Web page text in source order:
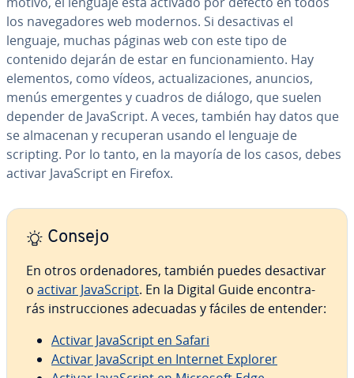
los na­ve­ga­do­res web modernos. Si des­ac­ti­vas el
lenguaje, muchas páginas web con este tipo de
contenido dejarán de estar en fu­n­cio­na­mie­n­to. Hay
elementos, como vídeos, ac­tua­li­za­cio­nes, anuncios,
menús eme­r­ge­n­tes y cuadros de diálogo, que suelen
depender de Ja­va­S­cri­pt. A veces, también hay datos que
se almacenan y recuperan usando el lenguaje de
scripting. Por lo tanto, en la mayoría de los casos, debes
activar Ja­va­S­cri­pt en Firefox.
Consejo
En otros or­de­na­do­res, también puedes des­ac­ti­var
o activar Ja­va­S­cri­pt. En la Digital Guide en­co­n­tra­
rás in­s­tru­c­cio­nes adecuadas y fáciles de entender:
Activar Ja­va­S­cri­pt en Safari
Activar Ja­va­S­cri­pt en Internet Explorer